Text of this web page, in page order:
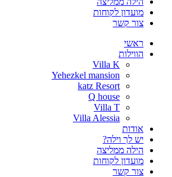
מועדון לקוחות
צור קשר
ראשי
הווילות
Villa K
Yehezkel mansion
katz Resort
Q house
Villa T
Villa Alessia
אודות
יש לך וילה?
הילה ממליצה
מועדון לקוחות
צור קשר